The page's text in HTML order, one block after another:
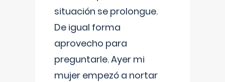
situación se prolongue.
De igual forma
aprovecho para
preguntarle. Ayer mi
mujer empezó a nortar